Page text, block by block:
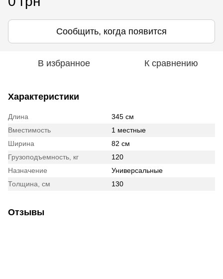
Сообщить, когда появится
В избранное К сравнению
Характеристики
Длина
345 см
Вместимость
1 местные
Ширина
82 см
Грузоподъемность, кг
120
Назначение
Универсальные
Толщина, см
130
Отзывы